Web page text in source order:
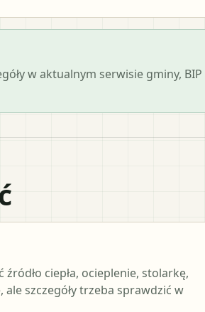
w aktualnym serwisie gminy, BIP
ciepła, ocieplenie, stolarkę,
szczegóły trzeba sprawdzić w